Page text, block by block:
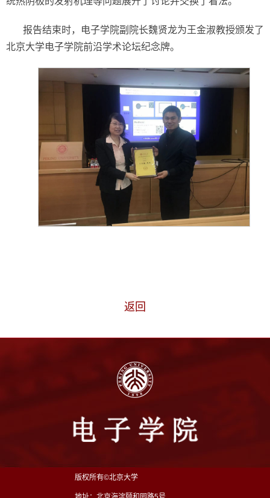
报告结束时，电子学院副院长魏贤龙为王金淑教授颁发了
北京大学电子学院前沿学术论坛纪念牌。
返回
版权所有©北京大学